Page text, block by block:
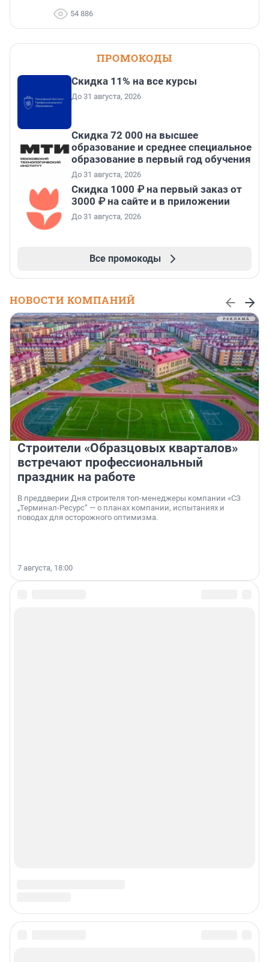
54 886
ПРОМОКОДЫ
Скидка 11% на все курсы
До 31 августа, 2026
Скидка 72 000 на высшее
образование и среднее специальное
образование в первый год обучения
До 31 августа, 2026
Скидка 1000 ₽ на первый заказ от
3000 ₽ на сайте и в приложении
До 31 августа, 2026
Все промокоды
НОВОСТИ КОМПАНИЙ
Строители «Образцовых кварталов»
встречают профессиональный
праздник на работе
В преддверии Дня строителя топ-менеджеры компании «СЗ
„Терминал-Ресурс“ — о планах компании, испытаниях и
поводах для осторожного оптимизма.
7 августа, 18:00